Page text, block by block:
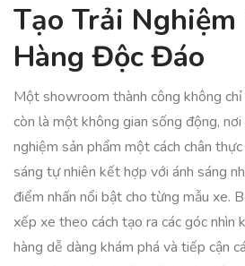
Tạo Trải Nghiệm
Hàng Độc Đáo
Một showroom thành công không
còn là một không gian sống động,
nghiệm sản phẩm một cách chân
sáng tự nhiên kết hợp với ánh sáng
điểm nhấn nổi bật cho từng mẫu xe.
xếp xe theo cách tạo ra các góc nhìn
hàng dễ dàng khám phá và tiếp cận